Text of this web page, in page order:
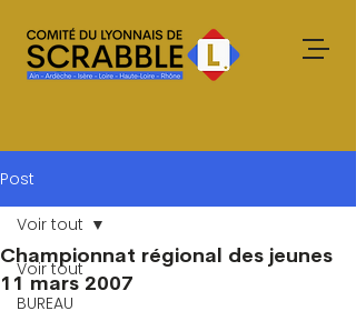
Post
Voir tout
BUREAU
Voir tout
Championnat régional des jeunes
11 mars 2007